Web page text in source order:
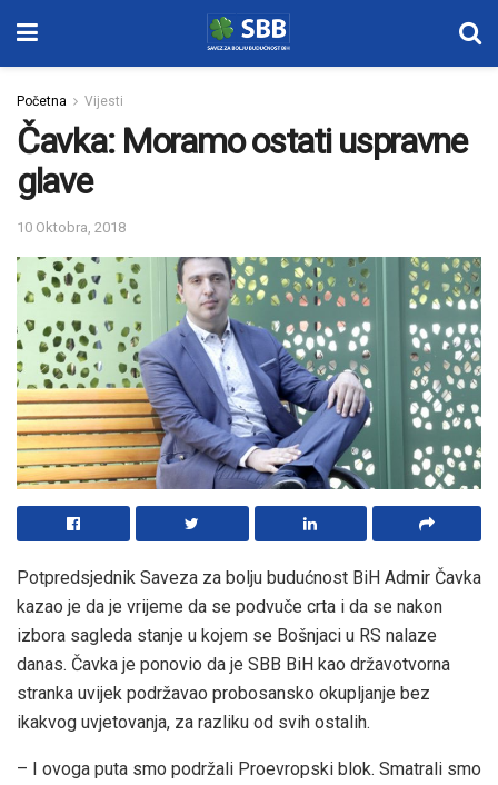
Početna Vijesti
Čavka: Moramo ostati uspravne
glave
10 Oktobra, 2018
Potpredsjednik Saveza za bolju budućnost BiH Admir Čavka
kazao je da je vrijeme da se podvuče crta i da se nakon
izbora sagleda stanje u kojem se Bošnjaci u RS nalaze
danas. Čavka je ponovio da je SBB BiH kao državotvorna
stranka uvijek podržavao probosansko okupljanje bez
ikakvog uvjetovanja, za razliku od svih ostalih.
– I ovoga puta smo podržali Proevropski blok. Smatrali smo